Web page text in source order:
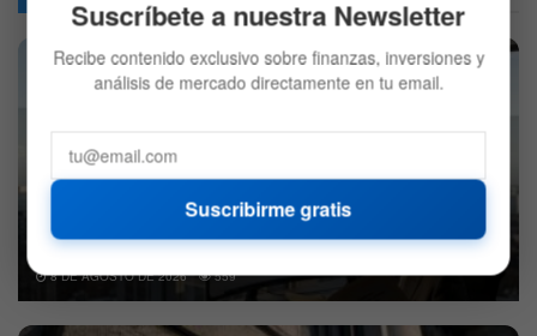
Bank of America dice que el optimismo está en su nivel
más alto desde 2021 por lo que es hora de abandonar
los activos de riesgo
8 DE AGOSTO DE 2026 559
Suscríbete a nuestra Newsletter
Recibe contenido exclusivo sobre finanzas, inversiones y
análisis de mercado directamente en tu email.
Suscribirme gratis